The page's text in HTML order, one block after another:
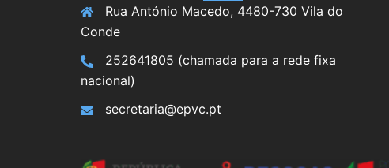
Rua António Macedo, 4480-730 Vila do
Conde
252641805 (chamada para a rede fixa
nacional)
secretaria@epvc.pt